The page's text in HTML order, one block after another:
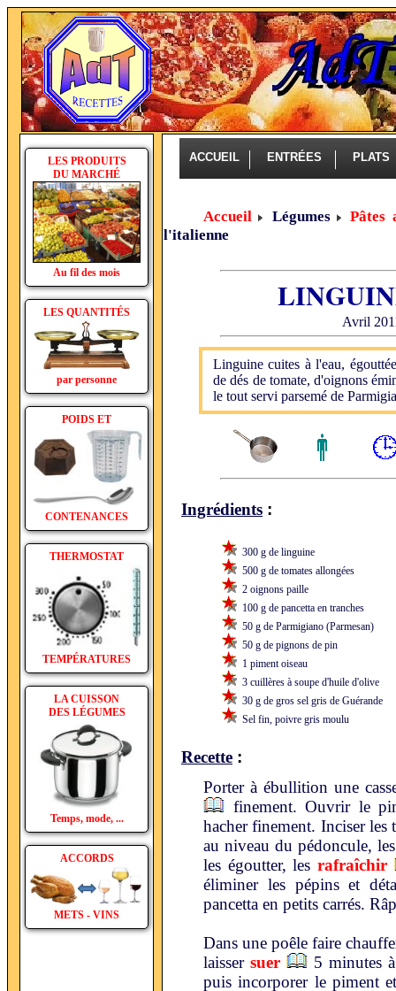
LES PRODUITS
DU MARCHÉ
Au fil des mois
LES QUANTITÉS
par personne
POIDS ET
CONTENANCES
THERMOSTAT
TEMPÉRATURES
LA CUISSON
DES LÉGUMES
Temps, mode, ...
ACCORDS
METS - VINS
ACCUEIL ENTRÉES PLATS
Accueil Légumes
Pâtes
l'italienne
Avril
Linguine cuites à l'eau,
de dés de tomate, d'oignons
le tout servi parsemé de
Ingrédients :
300 g de linguine
500 g de tomates allongées
2 oignons paille
100 g de pancetta en tranches
50 g de Parmigiano (Parmesan)
50 g de pignons de pin
1 piment oiseau
3 cuillères à soupe d'huile d'olive
30 g de gros sel gris de Guérande
Sel fin, poivre gris moulu
Recette :
Porter à ébullition une
finement. Ouvrir le
hacher finement. Inciser
au niveau du pédoncule,
les égoutter, les rafraîchir
éliminer les pépins et
pancetta en petits carrés.
Dans une poêle faire
laisser suer
5 minutes
puis incorporer le piment